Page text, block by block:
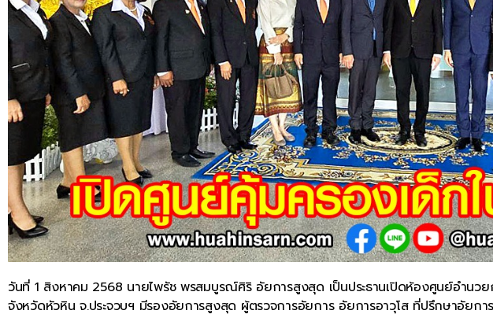
วันที่ 1 สิงหาคม 2568 นายไพรัช พรสมบูรณ์ศิริ อัยการสูงสุด เป็นประธานเปิดห้องศูนย์อำนว
จังหวัดหัวหิน จ.ประจวบฯ มีรองอัยการสูงสุด ผู้ตรวจการอัยการ อัยการอาวุโส ที่ปรึกษาอัย